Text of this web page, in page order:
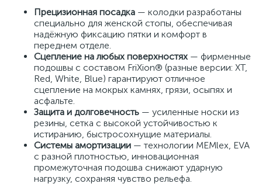
Прецизионная посадка — колодки разработаны
специально для женской стопы, обеспечивая
надёжную фиксацию пятки и комфорт в
переднем отделе.
Сцепление на любых поверхностях — фирменные
подошвы с составом FriXion® (разные версии: XT,
Red, White, Blue) гарантируют отличное
сцепление на мокрых камнях, грязи, осыпях и
асфальте.
Защита и долговечность — усиленные носки из
резины, сетка с высокой устойчивостью к
истиранию, быстросохнущие материалы.
Системы амортизации — технологии MEMlex, EVA
с разной плотностью, инновационная
промежуточная подошва снижают ударную
нагрузку, сохраняя чувство рельефа.